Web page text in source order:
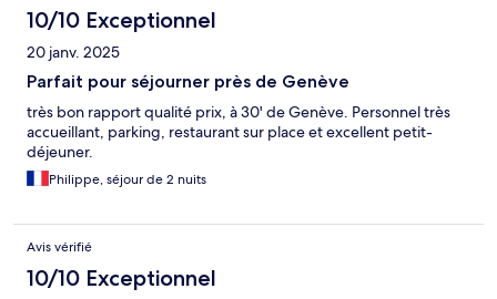
10/10 Exceptionnel
20 janv. 2025
Parfait pour séjourner près de Genève
très bon rapport qualité prix, à 30' de Genève. Personnel très
accueillant, parking, restaurant sur place et excellent petit-
déjeuner.
Philippe, séjour de 2 nuits
Avis vérifié
10/10 Exceptionnel